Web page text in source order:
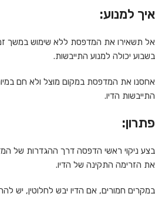
איך למנוע:
אל תשאירו את המדפסת ללא שימוש במשך
בשבוע יכולה למנוע התייבשות.
אחסנו את המדפסת במקום מוצל ולא חם
התייבשות הדיו.
פתרון:
בצע ניקוי ראשי הדפסה דרך ההגדרות של
את הזרימה התקינה של הדיו.
במקרים חמורים, אם הדיו יבש לחלוטין, יש